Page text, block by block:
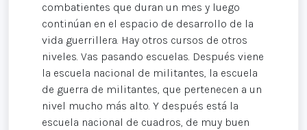
combatientes que duran un mes y luego
continúan en el espacio de desarrollo de la
vida guerrillera. Hay otros cursos de otros
niveles. Vas pasando escuelas. Después viene
la escuela nacional de militantes, la escuela
de guerra de militantes, que pertenecen a un
nivel mucho más alto. Y después está la
escuela nacional de cuadros, de muy buen